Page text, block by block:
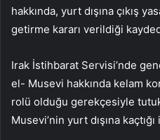
hakkında, yurt dışına çıkış
getirme kararı verildiği
Irak İstihbarat Servisi’nde
el- Musevi hakkında kelam
rolü olduğu gerekçesiyle
Musevi’nin yurt dışına